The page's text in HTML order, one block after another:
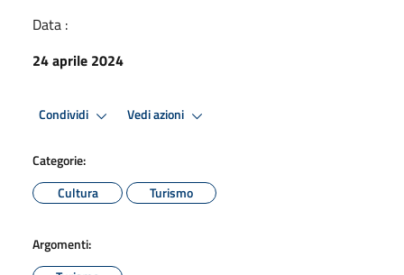
Data :
24 aprile 2024
Condividi Vedi azioni
Categorie:
Cultura
Turismo
Argomenti: